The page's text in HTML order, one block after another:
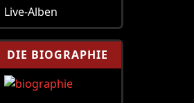
Live-Alben
DIE BIOGRAPHIE